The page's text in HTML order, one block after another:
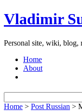
Vladimir
Personal site, wiki, blog,
Home
About
Home > Post Russian >